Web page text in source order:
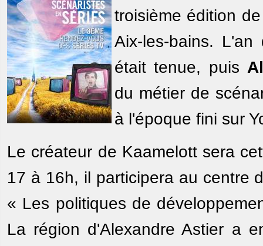
troisième édition
Aix-les-bains.
était tenue, puis
du métier de
à l'époque fini sur
Le créateur de Kaamelott sera
17 à 16h, il participera au centre
« Les politiques de
La région d'Alexandre Astier a